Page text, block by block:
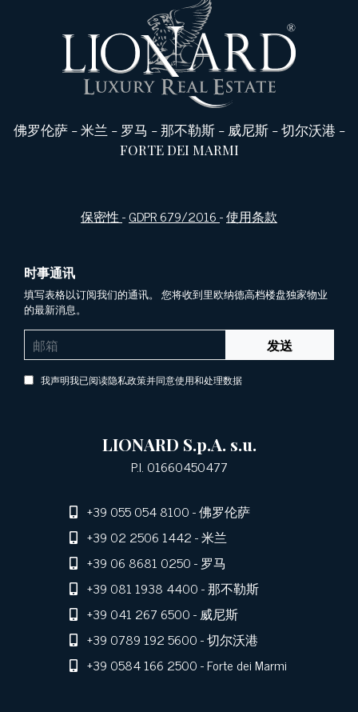
佛罗伦萨-米兰 - 罗马 -那不勒斯- 威尼斯-切尔沃港 -
FORTE DEI MARMI
保密性-GDPR 679/2016-使用条款
时事通讯
填写表格以订阅我们的通讯。 您将收到里欧纳德高档楼盘独家物业
的最新消息。
发送
我声明我已阅读隐私政策并同意使用和处理数据
LIONARD S.p.A. s.u.
P.I. 01660450477
+39 055 054 8100- 佛罗伦萨
+39 02 2506 1442- 米兰
+39 06 8681 0250- 罗马
+39 081 1938 4400- 那不勒斯
+39 041 267 6500- 威尼斯
+39 0789 192 5600- 切尔沃港
+39 0584 166 2500- Forte dei Marmi